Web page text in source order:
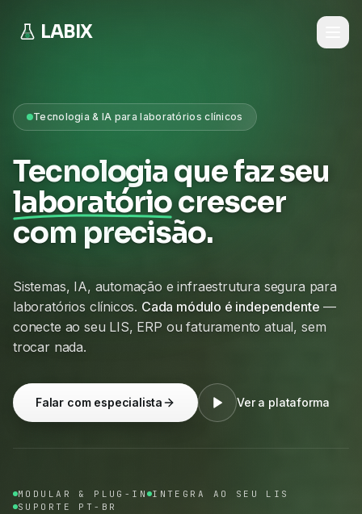
LABIX
Tecnologia & IA para laboratórios clínicos
Tecnologia que faz seu
laboratóriocrescer
com precisão.
Sistemas, IA, automação e infraestrutura segura para
laboratórios clínicos. Cada módulo é independente —
conecte ao seu LIS, ERP ou faturamento atual, sem
trocar nada.
Falar com especialista Ver a plataforma
MODULAR & PLUG-IN INTEGRA AO SEU LIS
SUPORTE PT-BR